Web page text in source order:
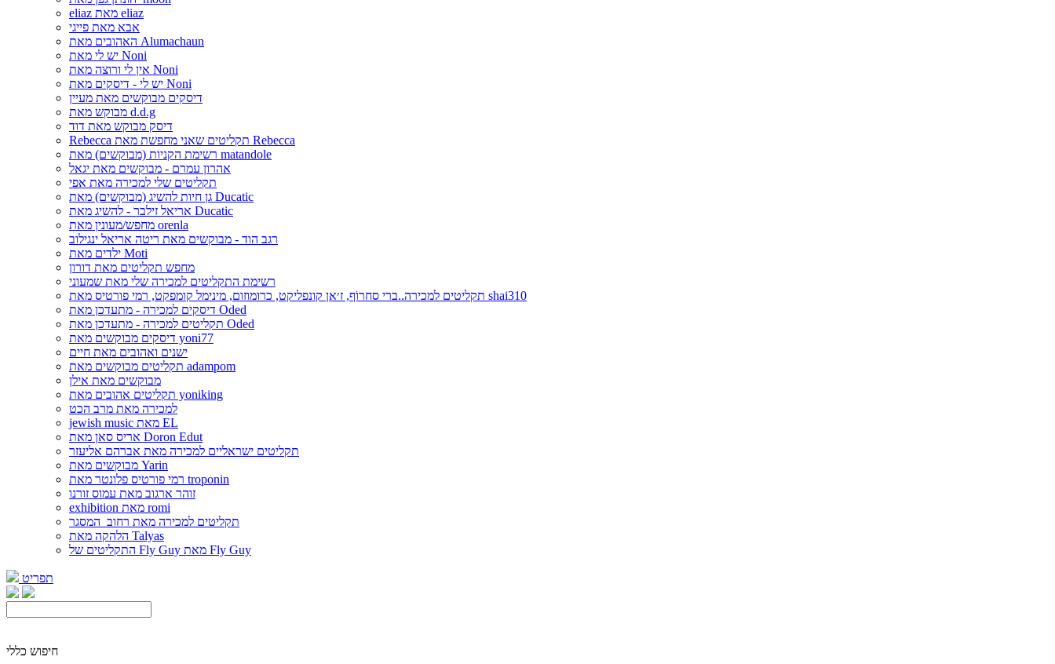
eliaz מאת eliaz
אבא מאת פייגי
האהובים מאת Alumachaun
יש לי מאת Noni
אין לי ורוצה מאת Noni
יש לי - דיסקים מאת Noni
דיסקים מבוקשים מאת מעיין
מבוקש מאת d.d.g
דיסק מבוקש מאת דוד
Rebecca תקליטים שאני מחפשת מאת Rebecca
רשימת הקניות (מבוקשים) מאת matandole
אהרון עמרם - מבוקשים מאת יגאל
תקליטים שלי למכירה מאת אפי
גן חיות להשיג (מבוקשים) מאת Ducatic
אריאל זילבר - להשיג מאת Ducatic
מחפש/מעונין מאת orenla
רגב הוד - מבוקשים מאת ריטה אריאל ינגילוב
ילדים מאת Moti
מחפש תקליטים מאת דורון
רשימת התקליטים למכירה שלי מאת שמעוני
תקליטים למכירה..ברי סחרוֹף, ז׳אן קונפליקט, כרומוזום, מינימל קומפקט, רמי פורטיס מאת shai310
דיסקים למכירה - מתעדכן מאת Oded
תקליטים למכירה - מתעדכן מאת Oded
דיסקים מבוקשים מאת yoni77
ישנים ואהובים מאת חיים
תקליטים מבוקשים מאת adampom
מבוקשים מאת אילן
תקליטים אהובים מאת yoniking
למכירה מאת מרב הכט
jewish music מאת EL
אריס סאן מאת Doron Edut
תקליטים ישראליים למכירה מאת אברהם אליעזר
מבוקשים מאת Yarin
רמי פורטיס פלונטר מאת troponin
זוהר ארגוב מאת עמוס זורנו
exhibition מאת romi
תקליטים למכירה מאת רחוב_המסגר
הלהקה מאת Talyas
התקליטים של Fly Guy מאת Fly Guy
תפריט
חיפוש כללי